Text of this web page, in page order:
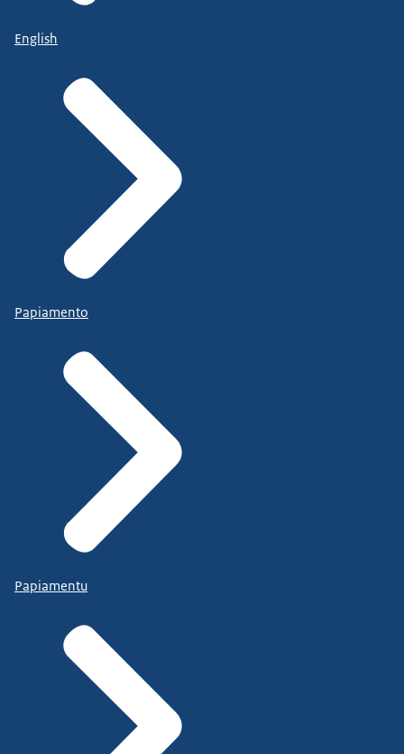
English
Papiamento
Papiamentu